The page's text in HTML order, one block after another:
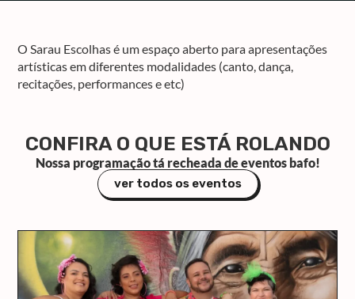
O Sarau Escolhas é um espaço aberto para apresentações
artísticas em diferentes modalidades (canto, dança,
recitações, performances e etc)
CONFIRA O QUE ESTÁ ROLANDO
Nossa programação tá recheada de eventos bafo!
ver todos os eventos